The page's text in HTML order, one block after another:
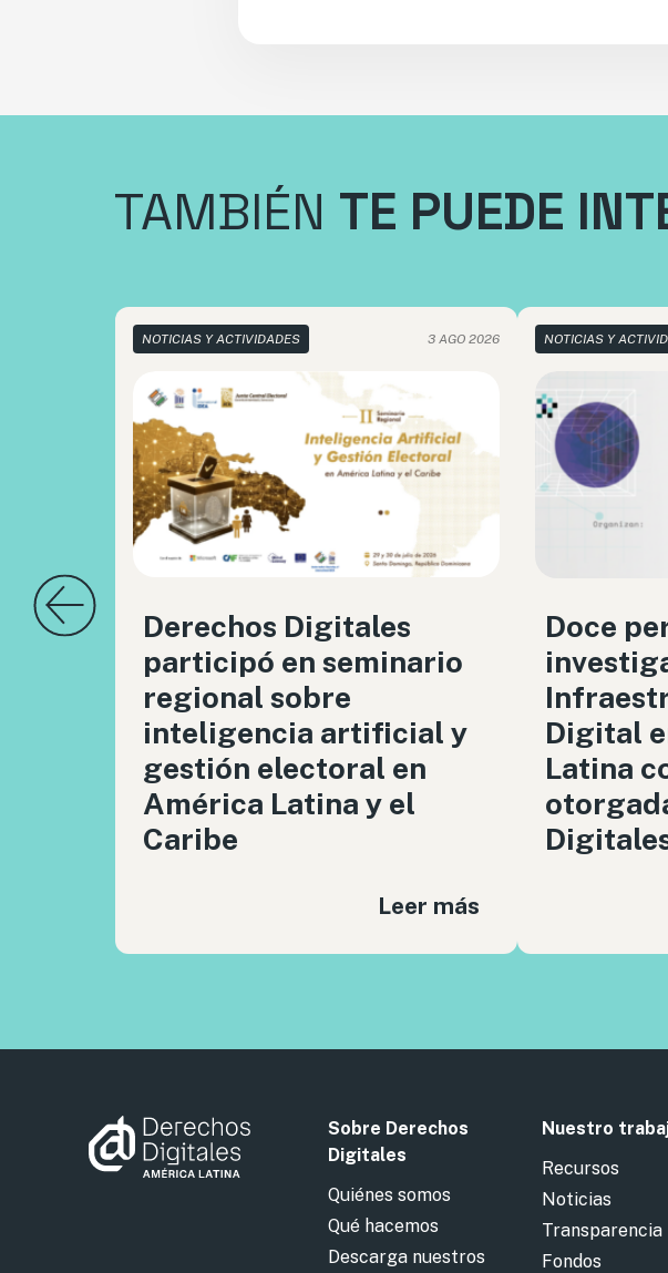
TAMBIÉN TE PUEDE
NOTICIAS Y ACTIVIDADES 3 AGO 2026
Derechos Digitales
participó en seminario
regional sobre
inteligencia artificial y
gestión electoral en
América Latina y el
Caribe
Leer más
NOTICIAS Y
Doce
Digital
Latina
Sobre Derechos
Digitales
Quiénes somos
Qué hacemos
Descarga nuestros
Nuestro
Recursos
Noticias
Transparencia
Fondos